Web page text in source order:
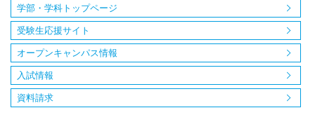
学部・学科トップページ
受験生応援サイト
オープンキャンパス情報
入試情報
資料請求